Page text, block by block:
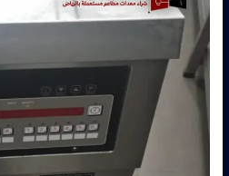
مستعملة
حي
الروضة
بالرياض